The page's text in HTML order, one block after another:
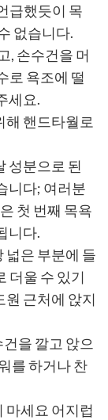
급했듯이 목
없습니다.
, 손수건을 머
로 욕조에 떨
세요.
해 핸드타월로
성분으로 된
니다; 여러분
첫 번째 목욕
니다.
넓은 부분에 들
더울 수 있기
근처에 앉지
을 깔고 앉으
를 하거나 찬
마세요 어지럽